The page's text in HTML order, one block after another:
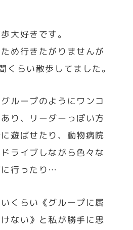
大好きです。
め行きたがりませんが
くらい散歩してました。
ループのようにワンコ
り、リーダーっぽい方
遊ばせたり、動物病院
ライブしながら色々な
に行ったり…
くらい《グループに属
ない》と私が勝手に思